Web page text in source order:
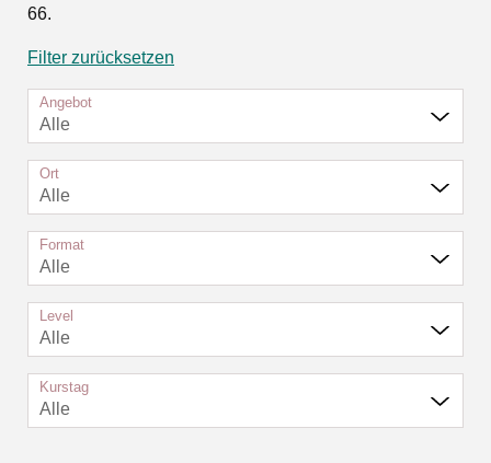
66.
Filter zurücksetzen
Angebot
Alle
Ort
Alle
Format
Alle
Level
Alle
Kurstag
Alle